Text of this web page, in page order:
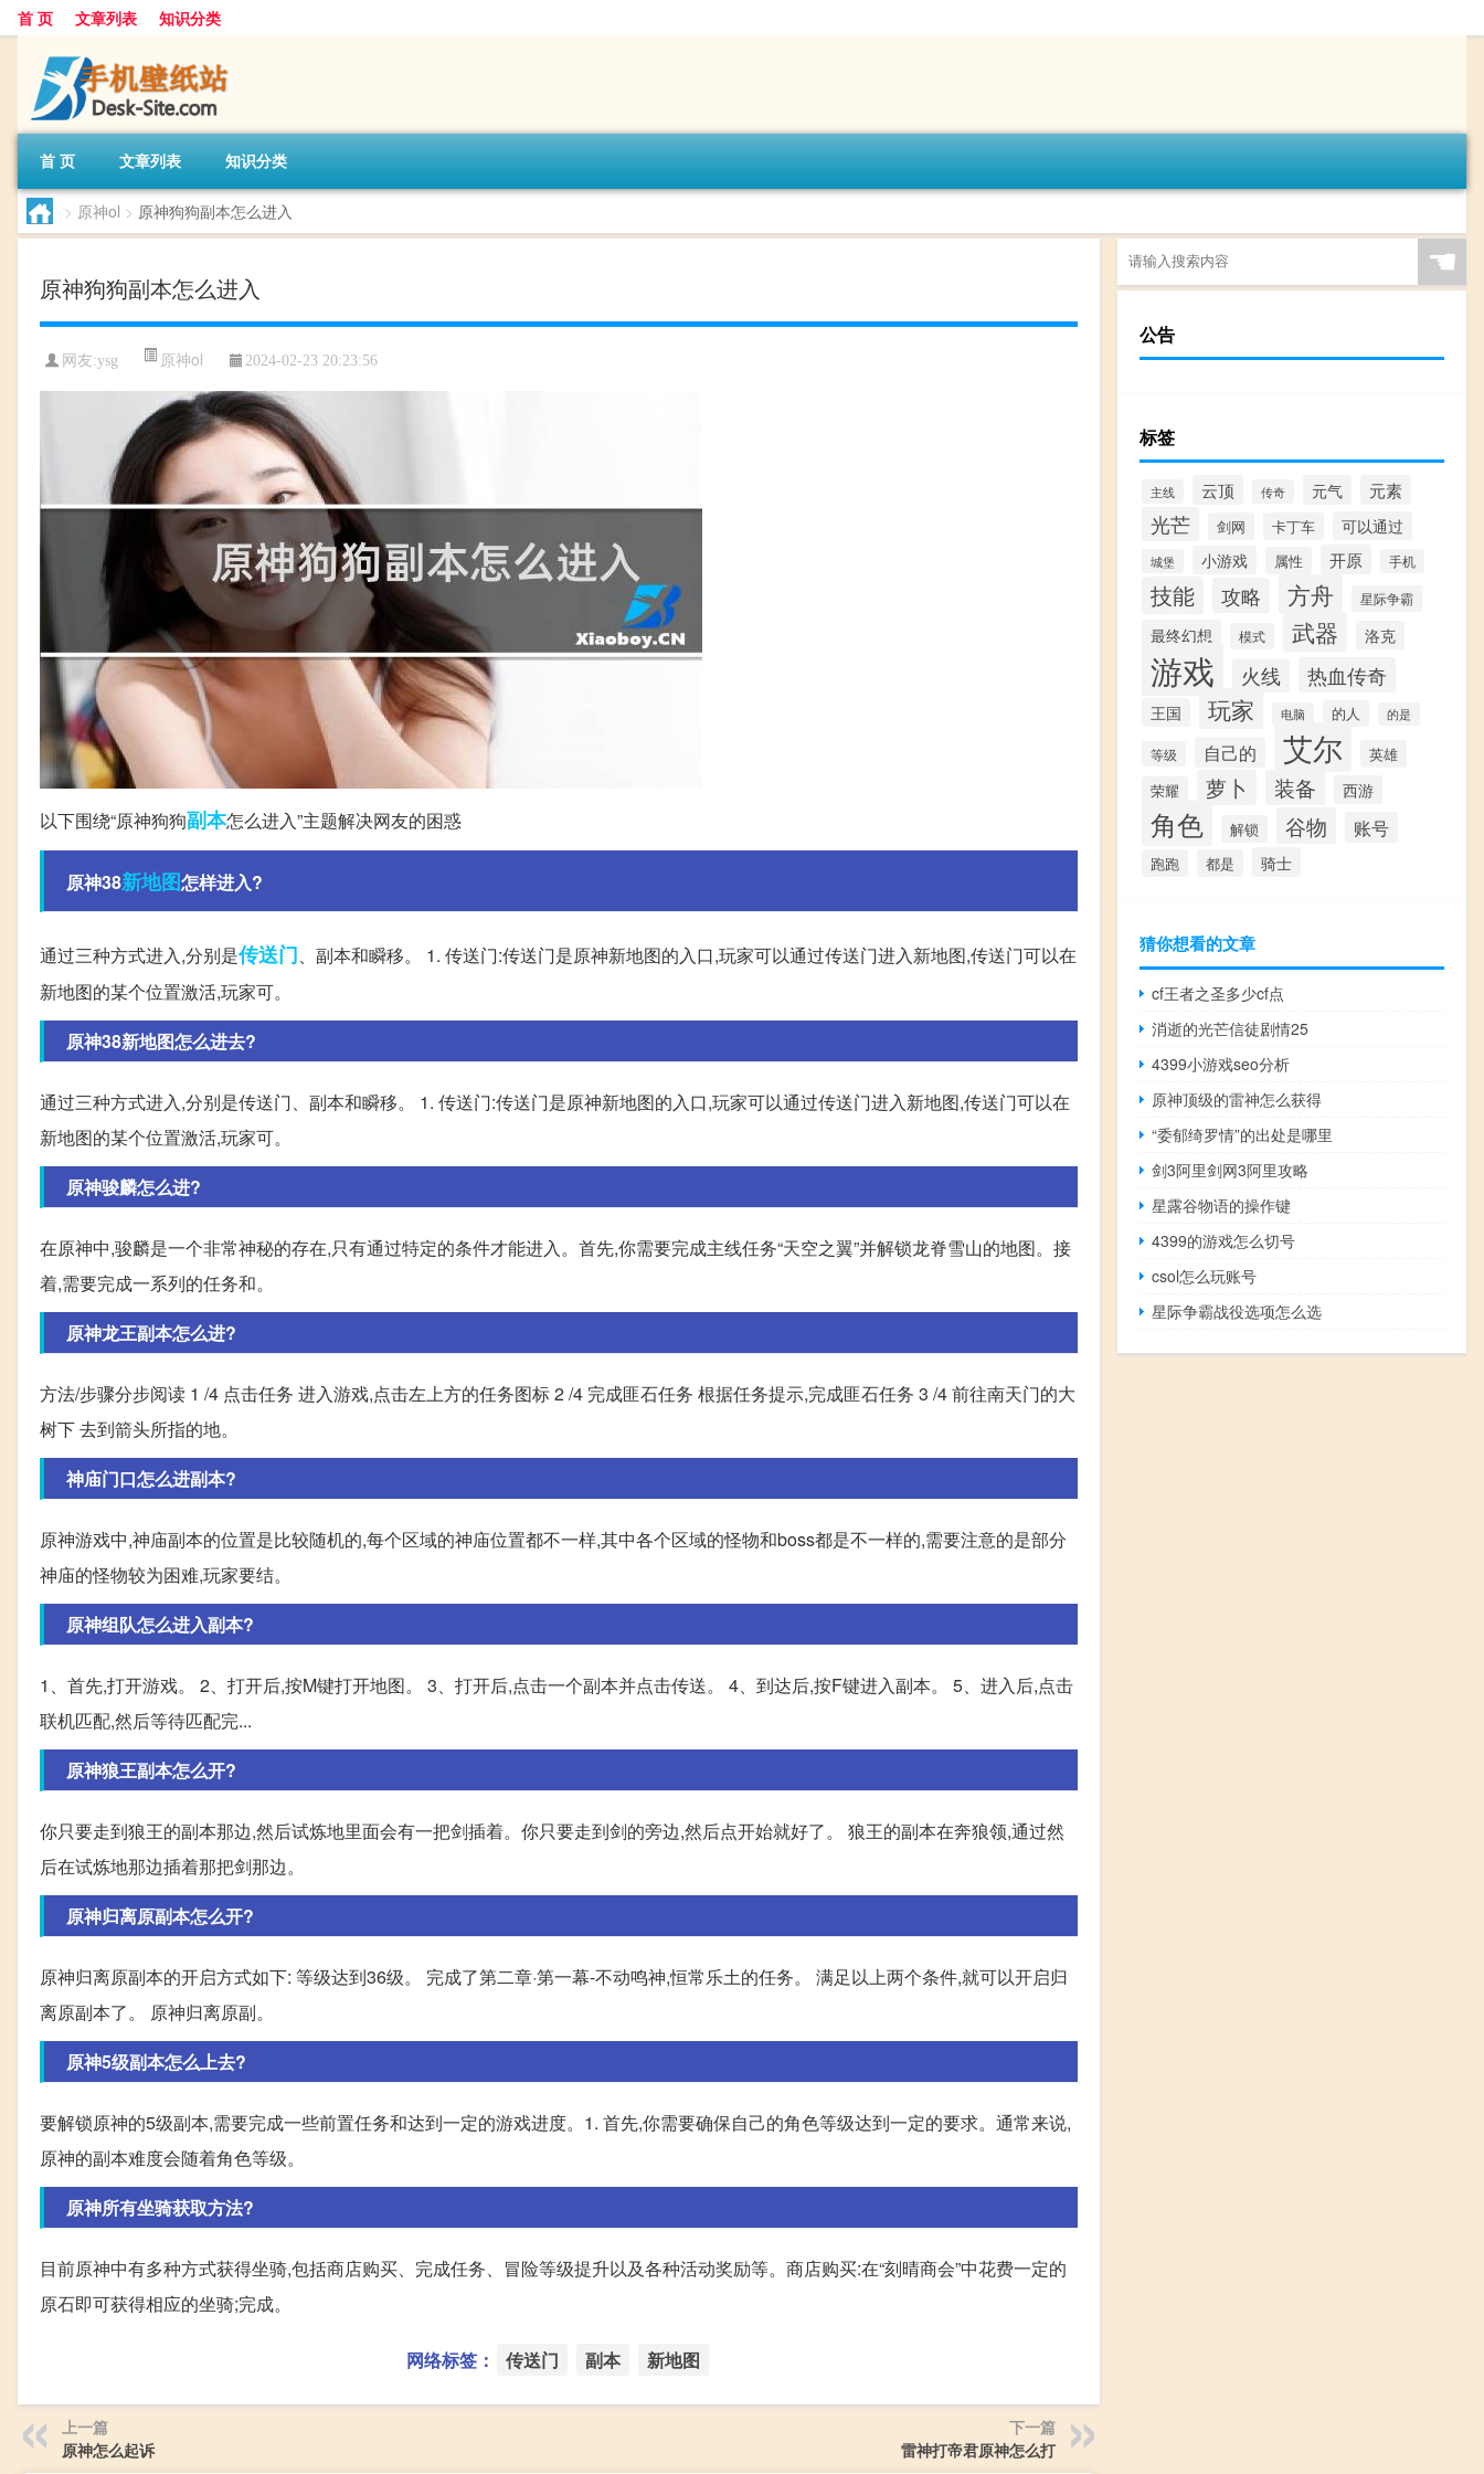
首 页 文章列表 知识分类
首 页 文章列表 知识分类
> 原神ol > 原神狗狗副本怎么进入
原神狗狗副本怎么进入
网友:ysg 原神ol 2024-02-23 20:23:56
以下围绕“原神狗狗副本怎么进入”主题解决网友的困惑
原神38新地图怎样进入?
通过三种方式进入,分别是传送门、副本和瞬移。 1. 传送门:传送门是原神新地图的入口,玩家可以通过传送门进入新地图,传送门可以在
新地图的某个位置激活,玩家可。
原神38新地图怎么进去?
通过三种方式进入,分别是传送门、副本和瞬移。 1. 传送门:传送门是原神新地图的入口,玩家可以通过传送门进入新地图,传送门可以在
新地图的某个位置激活,玩家可。
原神骏麟怎么进?
在原神中,骏麟是一个非常神秘的存在,只有通过特定的条件才能进入。首先,你需要完成主线任务“天空之翼”并解锁龙脊雪山的地图。接
着,需要完成一系列的任务和。
原神龙王副本怎么进?
方法/步骤分步阅读 1 /4 点击任务 进入游戏,点击左上方的任务图标 2 /4 完成匪石任务 根据任务提示,完成匪石任务 3 /4 前往南天门的大
树下 去到箭头所指的地。
神庙门口怎么进副本?
原神游戏中,神庙副本的位置是比较随机的,每个区域的神庙位置都不一样,其中各个区域的怪物和boss都是不一样的,需要注意的是部分
神庙的怪物较为困难,玩家要结。
原神组队怎么进入副本?
1、首先,打开游戏。 2、打开后,按M键打开地图。 3、打开后,点击一个副本并点击传送。 4、到达后,按F键进入副本。 5、进入后,点击
联机匹配,然后等待匹配完...
原神狼王副本怎么开?
你只要走到狼王的副本那边,然后试炼地里面会有一把剑插着。你只要走到剑的旁边,然后点开始就好了。 狼王的副本在奔狼领,通过然
后在试炼地那边插着那把剑那边。
原神归离原副本怎么开?
原神归离原副本的开启方式如下: 等级达到36级。 完成了第二章·第一幕-不动鸣神,恒常乐土的任务。 满足以上两个条件,就可以开启归
离原副本了。 原神归离原副。
原神5级副本怎么上去?
要解锁原神的5级副本,需要完成一些前置任务和达到一定的游戏进度。1. 首先,你需要确保自己的角色等级达到一定的要求。通常来说,
原神的副本难度会随着角色等级。
原神所有坐骑获取方法?
目前原神中有多种方式获得坐骑,包括商店购买、完成任务、冒险等级提升以及各种活动奖励等。商店购买:在“刻晴商会”中花费一定的
原石即可获得相应的坐骑;完成。
网络标签： 传送门 副本 新地图
上一篇
原神怎么起诉
下一篇
雷神打帝君原神怎么打
☚
公告
标签
主线 云顶 传奇 元气 元素
光芒 剑网 卡丁车 可以通过
城堡 小游戏 属性 开原 手机
技能 攻略 方舟 星际争霸
最终幻想 模式 武器 洛克
游戏 火线 热血传奇
王国 玩家 电脑 的人 的是
等级 自己的 艾尔
英雄
荣耀
萝卜 装备 西游
角色 解锁 谷物 账号
跑跑 都是 骑士
猜你想看的文章
cf王者之圣多少cf点
消逝的光芒信徒剧情25
4399小游戏seo分析
原神顶级的雷神怎么获得
“委郁绮罗情”的出处是哪里
剑3阿里剑网3阿里攻略
星露谷物语的操作键
4399的游戏怎么切号
csol怎么玩账号
星际争霸战役选项怎么选